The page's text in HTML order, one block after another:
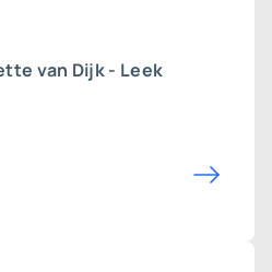
van Dijk - Leek